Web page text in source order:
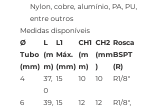
Nylon, cobre, alumínio, PA, PU,
entre outros
Medidas disponíveis
Ø
Tubo
(mm)
L
(m
m)
L1
Máx.
(mm)
CH1
(m
m)
CH2
(mm
)
Rosca
BSPT
(R)
4
37,
0
15 10 10 R1/8"
6
39, 15 12 12
R1/8",